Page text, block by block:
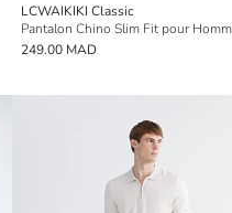
LCWAIKIKI Classic
Pantalon Chino Slim Fit pour
249.00 MAD